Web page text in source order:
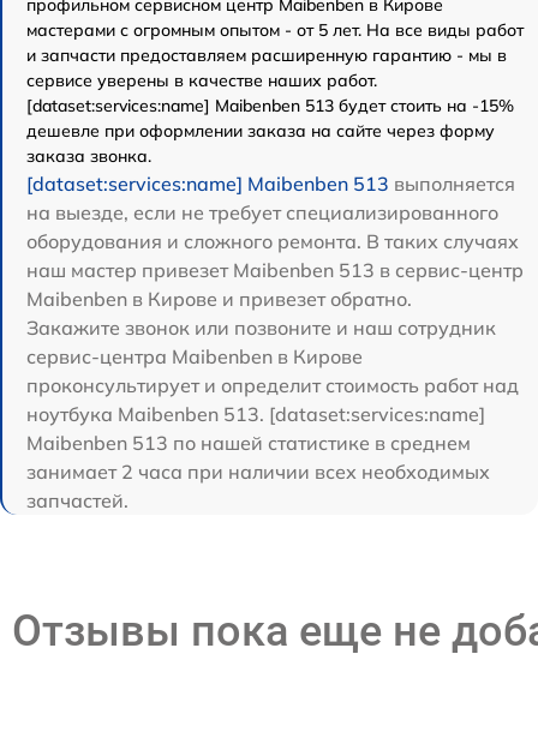
профильном сервисном центр Maibenben в Кирове
мастерами с огромным опытом - от 5 лет. На все виды работ
и запчасти предоставляем расширенную гарантию - мы в
сервисе уверены в качестве наших работ.
[dataset:services:name] Maibenben 513 будет стоить на -15%
дешевле при оформлении заказа на сайте через форму
заказа звонка.
[dataset:services:name] Maibenben 513 выполняется
на выезде, если не требует специализированного
оборудования и сложного ремонта. В таких случаях
наш мастер привезет Maibenben 513 в сервис-центр
Maibenben в Кирове и привезет обратно.
Закажите звонок или позвоните и наш сотрудник
сервис-центра Maibenben в Кирове
проконсультирует и определит стоимость работ над
ноутбука Maibenben 513. [dataset:services:name]
Maibenben 513 по нашей статистике в среднем
занимает 2 часа при наличии всех необходимых
запчастей.
Отзывы пока еще не